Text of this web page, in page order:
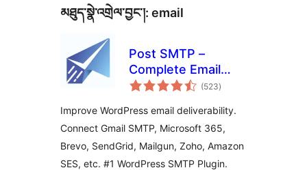
མཐུད་སྣེ་འགྲེལ་བྱང་།: email
Post SMTP –
Complete Email
Deliverability and
Email Logs, Alerts,
Backup SMTP &
Mobile App
(523གདེང་
འཇོག་
ཚང་།
)
Improve WordPress email deliverability.
Connect Gmail SMTP, Microsoft 365,
Brevo, SendGrid, Mailgun, Zoho, Amazon
SES, etc. #1 WordPress SMTP Plugin.